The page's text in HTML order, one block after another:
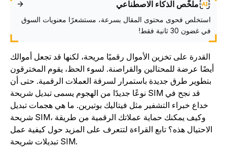
ملخّص الذكاء الاصطناعي
استخلص فحوى محتوى المقال بسرعة، مستشعرًا معنويات السوق
في غضون 30 ثانية فقط!
القدرة على تخزين الأموال رقميًا مريحة، لكنها قد تجعل أموالك
أيضًا عرضة للمحتالين والقراصنة. لسوء الحظ، يقوم المخترقون
بتطوير طرق جديدة باستمرار لسرقة العملات الرقمية. حتى أن
نوعًا جديدًا من الهجوم يسمى تبديل شريحة SIM قد نجح في
خداع خبراء التشفير مثل فيتاليك بوتيرين. ما هي هجمات تبديل
شريحة SIM، وكيف يمكنك حماية عملاتك الرقمية من طريقة
الاحتيال هذه؟ تابع القراءة لتتعرف على المزيد حول كيفية عمل
تبديلات شريحة SIM.